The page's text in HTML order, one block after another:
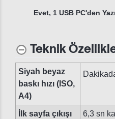
Evet, 1 USB PC'den
Teknik
Siyah beyaz
baskı hızı (ISO,
A4)
İlk sayfa çıkışı
6,3 sn